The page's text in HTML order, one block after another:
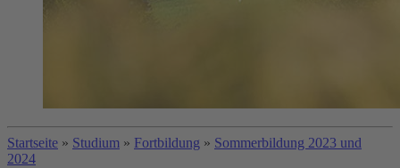
Startseite » Studium » Fortbildung » Sommerbildung 2023 und
2024